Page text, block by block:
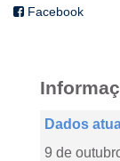
Facebook
Dados
9 de